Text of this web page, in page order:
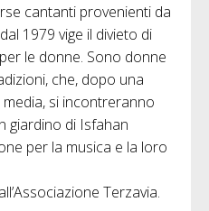
cantanti provenienti da
1979 vige il divieto di
le donne. Sono donne
che, dopo una
si incontreranno
giardino di Isfahan
per la musica e la loro
Terzavia.